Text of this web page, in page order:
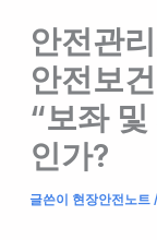
안전관
안전보
“보좌 및
인가?
글쓴이 현장안전노트 /